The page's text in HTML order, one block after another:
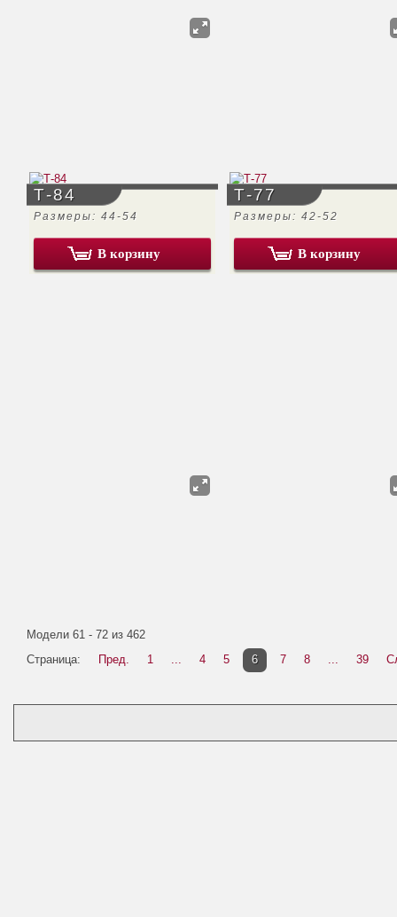
Т-84
Размеры: 44-54
В корзину
Т-77
Размеры: 42-52
В корзину
Модели 61 - 72 из 462
Страница:
Пред. 1 ... 4 5 6 7 8 ... 39